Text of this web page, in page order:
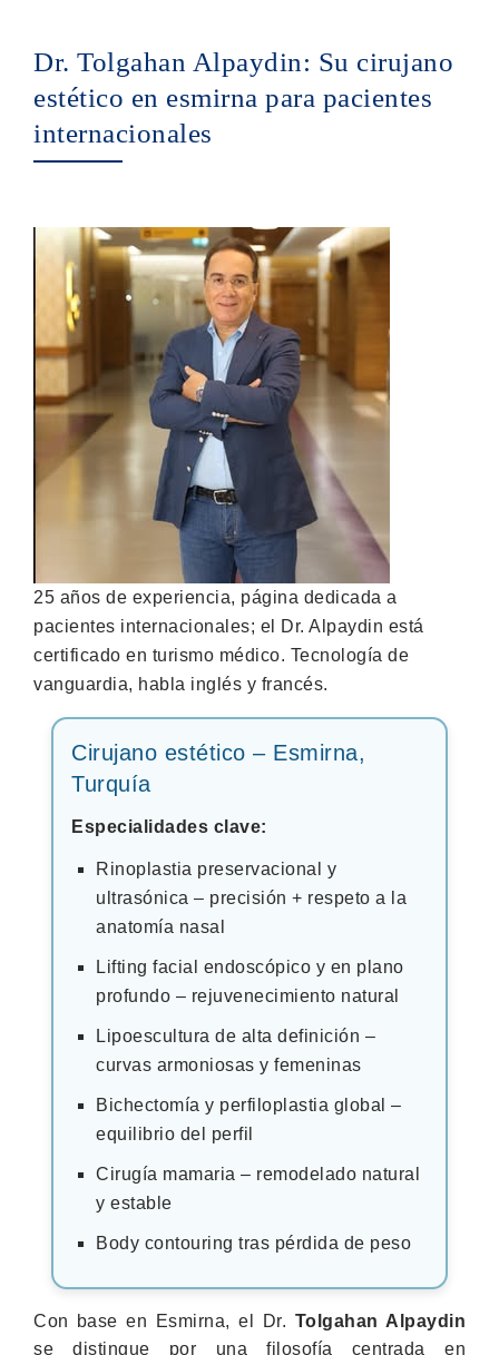
Dr. Tolgahan Alpaydin: Su cirujano
estético en esmirna para pacientes
internacionales
25 años de experiencia, página dedicada a
pacientes internacionales; el Dr. Alpaydin está
certificado en turismo médico. Tecnología de
vanguardia, habla inglés y francés.
Cirujano estético – Esmirna,
Turquía
Especialidades clave:
Rinoplastia preservacional y
ultrasónica – precisión + respeto a la
anatomía nasal
Lifting facial endoscópico y en plano
profundo – rejuvenecimiento natural
Lipoescultura de alta definición –
curvas armoniosas y femeninas
Bichectomía y perfiloplastia global –
equilibrio del perfil
Cirugía mamaria – remodelado natural
y estable
Body contouring tras pérdida de peso
Con base en Esmirna, el Dr. Tolgahan Alpaydin
se distingue por una filosofía centrada en